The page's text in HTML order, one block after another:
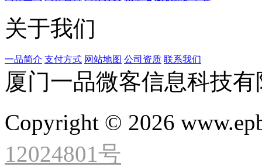
关于我们
一品简介 支付方式 网站地图 公司资质 联系我们
厦门一品微客信息科技
Copyright © 2026
12024801号